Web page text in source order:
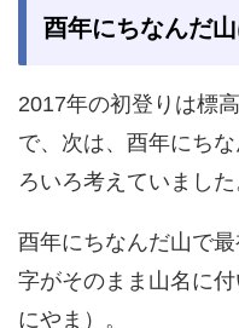
酉年にちなんだ山
2017年の初登りは標
で、次は、酉年にち
ろいろ考えていました
酉年にちなんだ山で
字がそのまま山名に
にやま）。